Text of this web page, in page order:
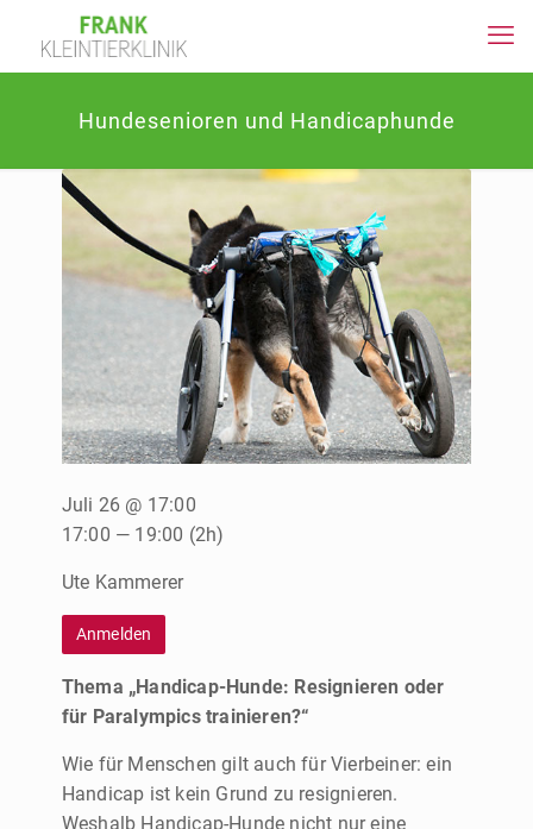
Hundesenioren und Handicaphunde
Thema „Handicap-Hunde: Resignieren oder
für Paralympics trainieren?“
Wie für Menschen gilt auch für Vierbeiner: ein
Handicap ist kein Grund zu resignieren.
Weshalb Handicap-Hunde nicht nur eine
Juli 26 @ 17:00
17:00 — 19:00 (2h)
Ute Kammerer
Anmelden